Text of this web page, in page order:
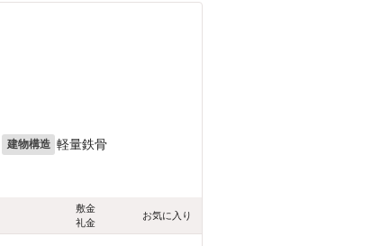
建物構造 軽量鉄骨
敷金
礼金
お気に入り